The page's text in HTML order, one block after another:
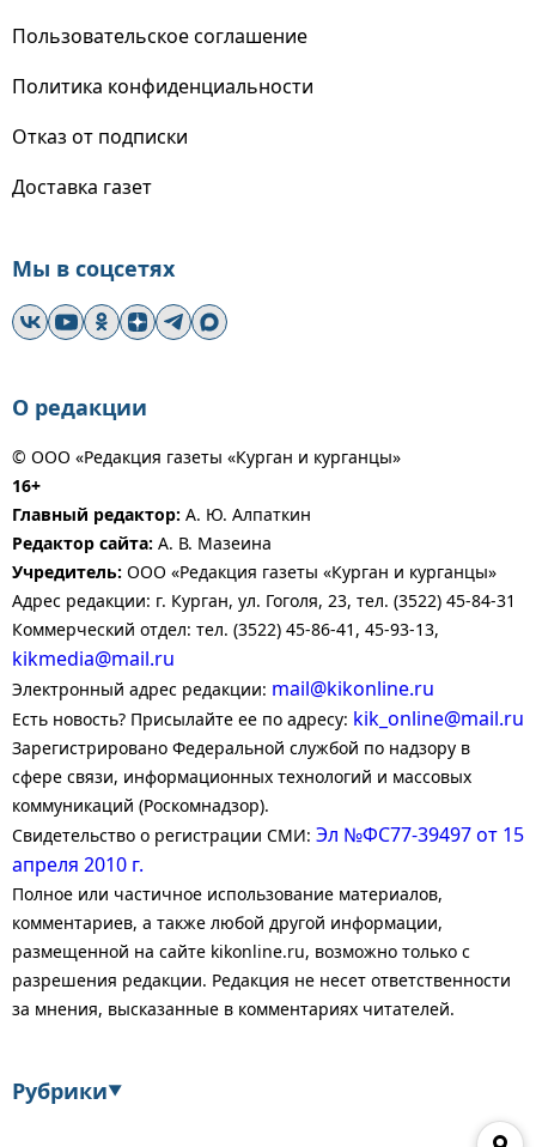
Пользовательское соглашение
Политика конфиденциальности
Отказ от подписки
Доставка газет
Мы в соцсетях
О редакции
© ООО «Редакция газеты «Курган и курганцы»
16+
Главный редактор: А. Ю. Алпаткин
Редактор сайта: А. В. Мазеина
Учредитель: ООО «Редакция газеты «Курган и курганцы»
Адрес редакции: г. Курган, ул. Гоголя, 23, тел. (3522) 45-84-31
Коммерческий отдел: тел. (3522) 45-86-41, 45-93-13,
kikmedia@mail.ru
Электронный адрес редакции: mail@kikonline.ru
Есть новость? Присылайте ее по адресу: kik_online@mail.ru
Зарегистрировано Федеральной службой по надзору в
сфере связи, информационных технологий и массовых
коммуникаций (Роскомнадзор).
Свидетельство о регистрации СМИ: Эл №ФС77-39497 от 15
апреля 2010 г.
Полное или частичное использование материалов,
комментариев, а также любой другой информации,
размещенной на сайте kikonline.ru, возможно только с
разрешения редакции. Редакция не несет ответственности
за мнения, высказанные в комментариях читателей.
Рубрики▼